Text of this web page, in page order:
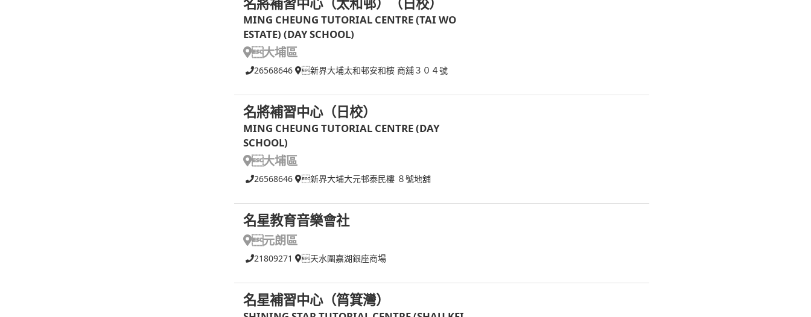
MING CHEUNG TUTORIAL CENTRE (TAI WO
ESTATE) (DAY SCHOOL)
大埔區
26568646 新界大埔太和邨安和樓 商舖３０４號
名將補習中心（日校）
MING CHEUNG TUTORIAL CENTRE (DAY
SCHOOL)
大埔區
26568646 新界大埔大元邨泰民樓 ８號地舖
名星教育音樂會社
元朗區
21809271 天水圍嘉湖銀座商場
名星補習中心（筲箕灣）